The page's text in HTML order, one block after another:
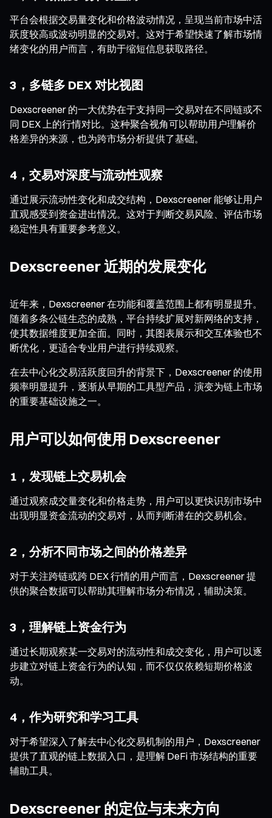
平台会根据交易量变化和价格波动情况，呈现当前市场中活
跃度较高或波动明显的交易对。这对于希望快速了解市场情
绪变化的用户而言，有助于缩短信息获取路径。
3，多链多 DEX 对比视图
Dexscreener 的一大优势在于支持同一交易对在不同链或不
同 DEX 上的行情对比。这种聚合视角可以帮助用户理解价
格差异的来源，也为跨市场分析提供了基础。
4，交易对深度与流动性观察
通过展示流动性变化和成交结构，Dexscreener 能够让用户
直观感受到资金进出情况。这对于判断交易风险、评估市场
稳定性具有重要参考意义。
Dexscreener 近期的发展变化
近年来，Dexscreener 在功能和覆盖范围上都有明显提升。
随着多条公链生态的成熟，平台持续扩展对新网络的支持，
使其数据维度更加全面。同时，其图表展示和交互体验也不
断优化，更适合专业用户进行持续观察。
在去中心化交易活跃度回升的背景下，Dexscreener 的使用
频率明显提升，逐渐从早期的工具型产品，演变为链上市场
的重要基础设施之一。
用户可以如何使用 Dexscreener
1，发现链上交易机会
通过观察成交量变化和价格走势，用户可以更快识别市场中
出现明显资金流动的交易对，从而判断潜在的交易机会。
2，分析不同市场之间的价格差异
对于关注跨链或跨 DEX 行情的用户而言，Dexscreener 提
供的聚合数据可以帮助其理解市场分布情况，辅助决策。
3，理解链上资金行为
通过长期观察某一交易对的流动性和成交变化，用户可以逐
步建立对链上资金行为的认知，而不仅仅依赖短期价格波
动。
4，作为研究和学习工具
对于希望深入了解去中心化交易机制的用户，Dexscreener
提供了直观的链上数据入口，是理解 DeFi 市场结构的重要
辅助工具。
Dexscreener 的定位与未来方向